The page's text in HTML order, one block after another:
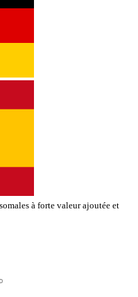
à forte valeur ajoutée et